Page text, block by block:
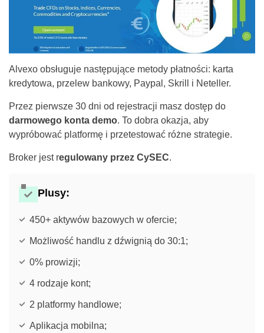
Alvexo obsługuje następujące metody płatności: karta
kredytowa, przelew bankowy, Paypal, Skrill i Neteller.
Przez pierwsze 30 dni od rejestracji masz dostęp do
darmowego konta demo. To dobra okazja, aby
wypróbować platformę i przetestować różne strategie.
Broker jest regulowany przez CySEC.
Plusy:
450+ aktywów bazowych w ofercie;
Możliwość handlu z dźwignią do 30:1;
0% prowizji;
4 rodzaje kont;
2 platformy handlowe;
Aplikacja mobilna;